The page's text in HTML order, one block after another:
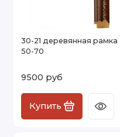
30-21 деревянная рамка
50-70
9500 руб
Купить